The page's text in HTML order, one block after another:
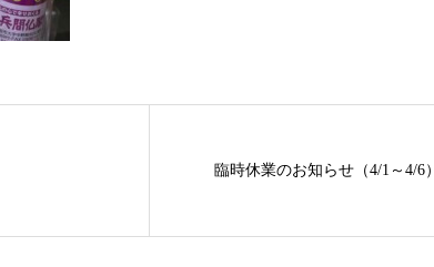
臨時休業のお知らせ（4/1～4/6）